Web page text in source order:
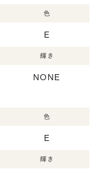
色
E
輝き
NONE
色
E
輝き